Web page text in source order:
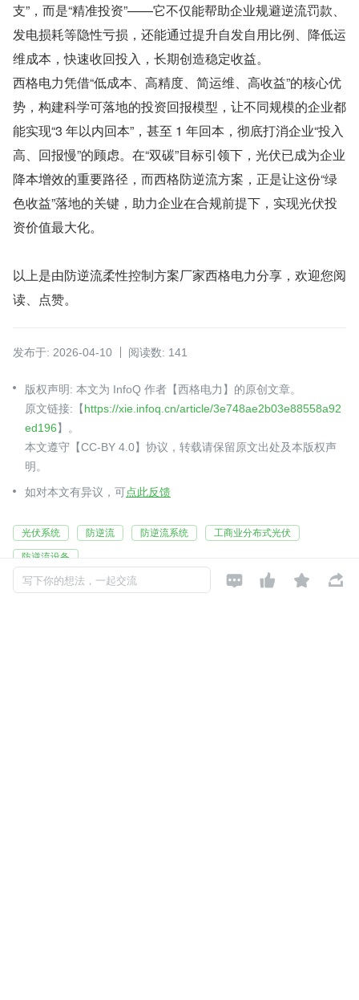
支”，而是“精准投资”——它不仅能帮助企业规避逆流罚款、
发电损耗等隐性亏损，还能通过提升自发自用比例、降低运
维成本，快速收回投入，长期创造稳定收益。
西格电力凭借“低成本、高精度、简运维、高收益”的核心优
势，构建科学可落地的投资回报模型，让不同规模的企业都
能实现“3 年以内回本”，甚至 1 年回本，彻底打消企业“投入
高、回报慢”的顾虑。在“双碳”目标引领下，光伏已成为企业
降本增效的重要路径，而西格防逆流方案，正是让这份“绿
色收益”落地的关键，助力企业在合规前提下，实现光伏投
资价值最大化。
以上是由防逆流柔性控制方案厂家西格电力分享，欢迎您阅
读、点赞。
发布于: 2026-04-10 阅读数: 141
版权声明: 本文为 InfoQ 作者【西格电力】的原创文章。
原文链接:【https://xie.infoq.cn/article/3e748ae2b03e88558a92
ed196】。
本文遵守【CC-BY 4.0】协议，转载请保留原文出处及本版权声
明。
如对本文有异议，可点此反馈
光伏系统 防逆流 防逆流系统 工商业分布式光伏
防逆流设备
写下你的想法，一起交流    